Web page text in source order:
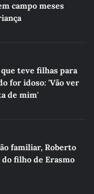
campo meses
teve filhas para
for idoso: 'Vão ver
de mim'
familiar, Roberto
do filho de Erasmo